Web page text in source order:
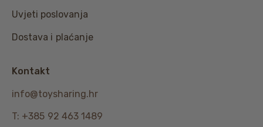
Uvjeti poslovanja
Dostava i plaćanje
Kontakt
info@toysharing.hr
T: +385 92 463 1489